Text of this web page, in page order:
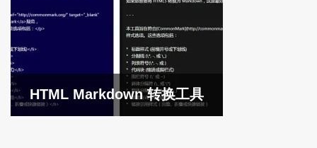
HTML Markdown 转换工具